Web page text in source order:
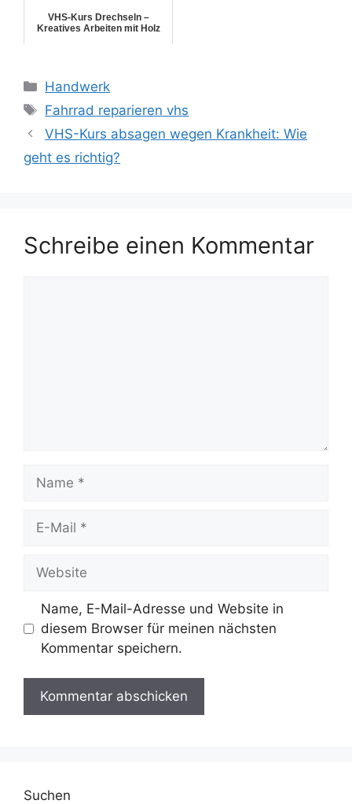
VHS-Kurs Drechseln –
Kreatives Arbeiten mit Holz
Kategorien
Handwerk
Schlagwörter
Fahrrad reparieren vhs
VHS-Kurs absagen wegen Krankheit: Wie
geht es richtig?
Schreibe einen Kommentar
Mail
Name, E-Mail-Adresse und Website in
diesem Browser für meinen nächsten
Kommentar speichern.
Suchen